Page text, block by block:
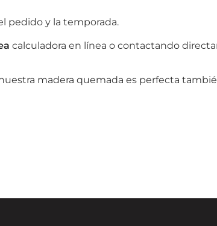
pedido y la temporada.
calculadora en línea o contactando
madera quemada es perfecta